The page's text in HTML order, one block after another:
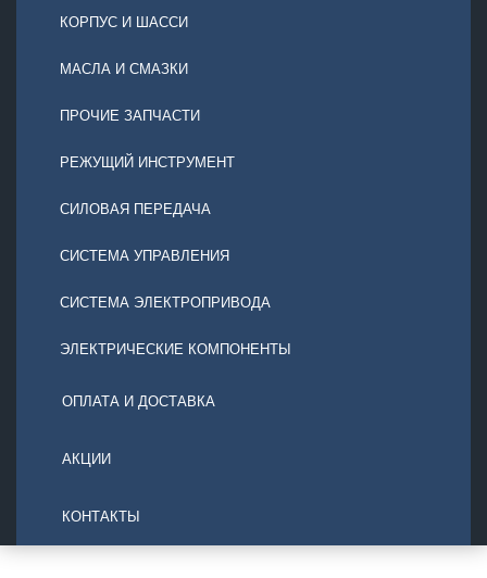
КОРПУС И ШАССИ
МАСЛА И СМАЗКИ
ПРОЧИЕ ЗАПЧАСТИ
РЕЖУЩИЙ ИНСТРУМЕНТ
СИЛОВАЯ ПЕРЕДАЧА
СИСТЕМА УПРАВЛЕНИЯ
СИСТЕМА ЭЛЕКТРОПРИВОДА
ЭЛЕКТРИЧЕСКИЕ КОМПОНЕНТЫ
ОПЛАТА И ДОСТАВКА
АКЦИИ
КОНТАКТЫ